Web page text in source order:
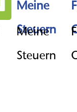
Meine
Steuern